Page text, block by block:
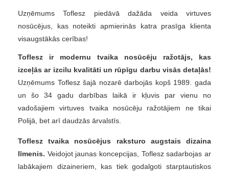
Uzņēmums Toflesz piedāvā dažāda veida virtuves
nosūcējus, kas noteikti apmierinās katra prasīga klienta
visaugstākās cerības!
Toflesz ir modernu tvaika nosūcēju ražotājs, kas
izceļās ar izcilu kvalitāti un rūpīgu darbu visās detaļās!
Uzņēmums Toflesz šajā nozarē darbojās kopš 1989. gada
un šo 34 gadu darbības laikā ir kļuvis par vienu no
vadošajiem virtuves tvaika nosūcēju ražotājiem ne tikai
Polijā, bet arī daudzās ārvalstīs.
Toflesz tvaika nosūcējus raksturo augstais dizaina
līmenis. Veidojot jaunas koncepcijas, Toflesz sadarbojas ar
labākajiem dizaineriem, kas tiek godalgoti starptautiskos